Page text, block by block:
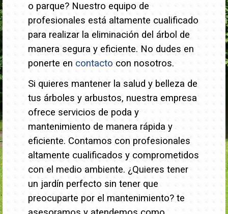
o parque? Nuestro equipo de
profesionales está altamente cualificado
para realizar la eliminación del árbol de
manera segura y eficiente. No dudes en
ponerte en contacto con nosotros.
Si quieres mantener la salud y belleza de
tus árboles y arbustos, nuestra empresa
ofrece servicios de poda y
mantenimiento de manera rápida y
eficiente. Contamos con profesionales
altamente cualificados y comprometidos
con el medio ambiente. ¿Quieres tener
un jardín perfecto sin tener que
preocuparte por el mantenimiento? te